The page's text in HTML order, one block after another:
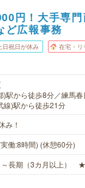
円！大手専
ど広報事務
日祝日が休み 在宅・リ
)駅から徒歩8分／練馬
線)駅から徒歩21分
み！
働:8時間) (休憩60分)
～長期（3カ月以上）